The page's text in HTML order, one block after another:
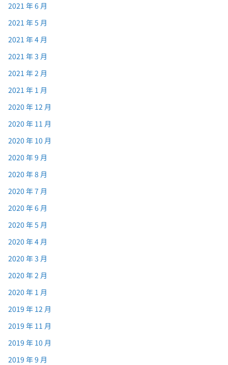
2021 年 6 月
2021 年 5 月
2021 年 4 月
2021 年 3 月
2021 年 2 月
2021 年 1 月
2020 年 12 月
2020 年 11 月
2020 年 10 月
2020 年 9 月
2020 年 8 月
2020 年 7 月
2020 年 6 月
2020 年 5 月
2020 年 4 月
2020 年 3 月
2020 年 2 月
2020 年 1 月
2019 年 12 月
2019 年 11 月
2019 年 10 月
2019 年 9 月